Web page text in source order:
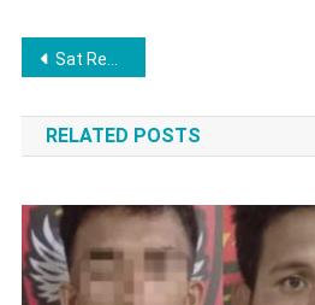
Post
navigation
Sat Res Narkoba Polres Langkat Ungkap Kasus Narkotika, Kapolres Tegaskan Perang Terhadap Narkoba
RELATED POSTS